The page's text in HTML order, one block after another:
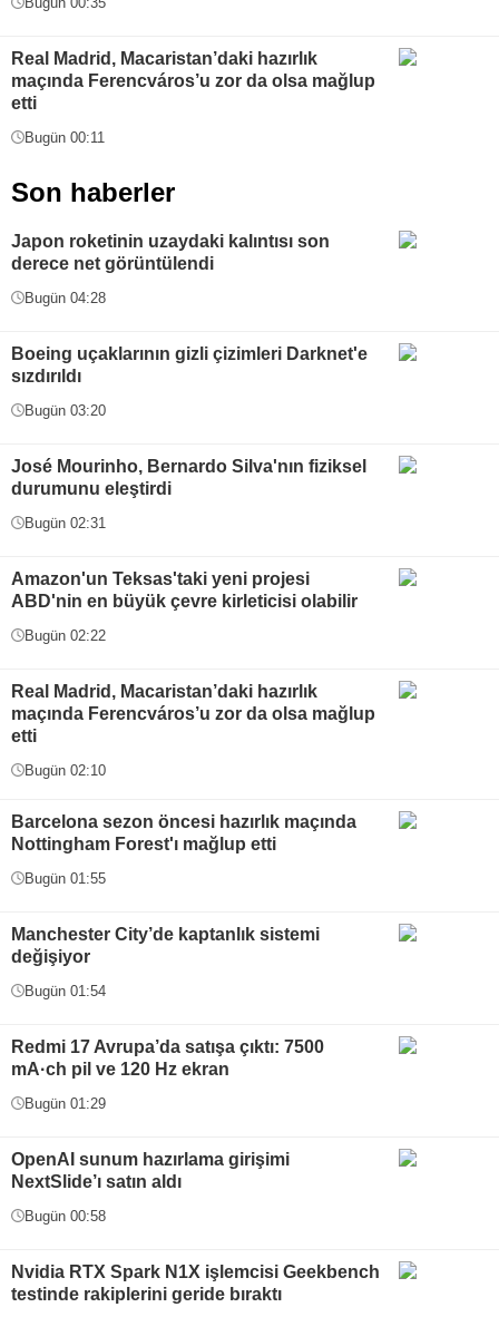
Real Madrid, Macaristan’daki hazırlık
maçında Ferencváros’u zor da olsa mağlup
etti
Bugün 00:11
Son haberler
Japon roketinin uzaydaki kalıntısı son
derece net görüntülendi
Bugün 04:28
Boeing uçaklarının gizli çizimleri Darknet'e
sızdırıldı
Bugün 03:20
José Mourinho, Bernardo Silva'nın fiziksel
durumunu eleştirdi
Bugün 02:31
Amazon'un Teksas'taki yeni projesi
ABD'nin en büyük çevre kirleticisi olabilir
Bugün 02:22
Real Madrid, Macaristan’daki hazırlık
maçında Ferencváros’u zor da olsa mağlup
etti
Bugün 02:10
Barcelona sezon öncesi hazırlık maçında
Nottingham Forest'ı mağlup etti
Bugün 01:55
Manchester City’de kaptanlık sistemi
değişiyor
Bugün 01:54
Redmi 17 Avrupa’da satışa çıktı: 7500
mA·ch pil ve 120 Hz ekran
Bugün 01:29
OpenAI sunum hazırlama girişimi
NextSlide’ı satın aldı
Bugün 00:58
Nvidia RTX Spark N1X işlemcisi Geekbench
testinde rakiplerini geride bıraktı